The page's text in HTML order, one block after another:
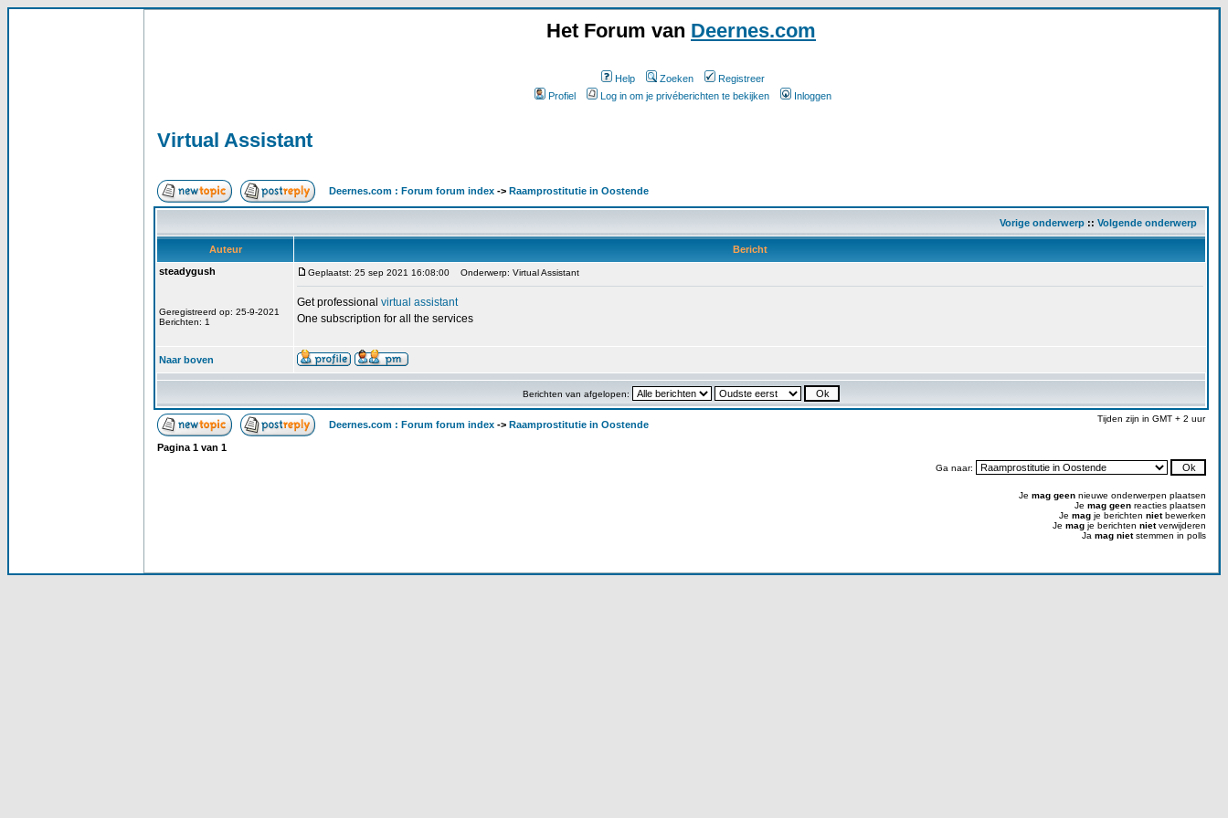
Het Forum van Deernes.com
Help Zoeken
Registreer
Profiel
Log in om je privéberichten te bekijken Inloggen
Virtual Assistant
Deernes.com : Forum forum index -> Raamprostitutie in Oostende
Vorige onderwerp :: Volgende onderwerp
Auteur
Bericht
steadygush
Geregistreerd op: 25-9-2021
Berichten: 1
Geplaatst: 25 sep 2021 16:08:00 Onderwerp: Virtual Assistant
Get professional virtual assistant
One subscription for all the services
Naar boven
Berichten van afgelopen:
Deernes.com : Forum forum index -> Raamprostitutie in Oostende
Tijden zijn in GMT + 2 uur
Pagina 1 van 1
Ga naar:
Je mag geen nieuwe onderwerpen plaatsen
Je mag geen reacties plaatsen
Je mag je berichten nietbewerken
Je mag je berichten nietverwijderen
Ja mag nietstemmen in polls